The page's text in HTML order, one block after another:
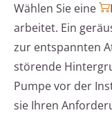
Wählen Sie eine
arbeitet. Ein
zur entspannten
störende
Pumpe vor der
sie Ihren